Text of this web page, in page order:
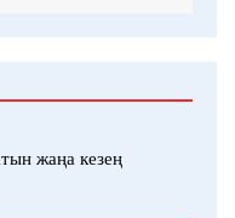
жаңа кезең